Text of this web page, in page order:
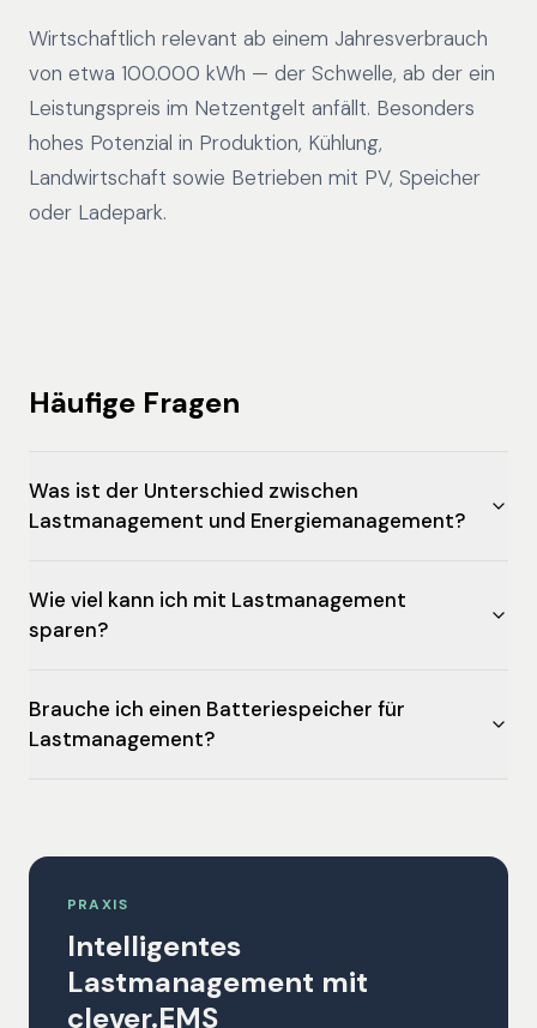
Wirtschaftlich relevant ab einem Jahresverbrauch
von etwa 100.000 kWh — der Schwelle, ab der ein
Leistungspreis im Netzentgelt anfällt. Besonders
hohes Potenzial in Produktion, Kühlung,
Landwirtschaft sowie Betrieben mit PV, Speicher
oder Ladepark.
Häufige Fragen
Was ist der Unterschied zwischen
Lastmanagement und Energiemanagement?
Wie viel kann ich mit Lastmanagement
sparen?
Brauche ich einen Batteriespeicher für
Lastmanagement?
PRAXIS
Intelligentes
Lastmanagement mit
clever.EMS